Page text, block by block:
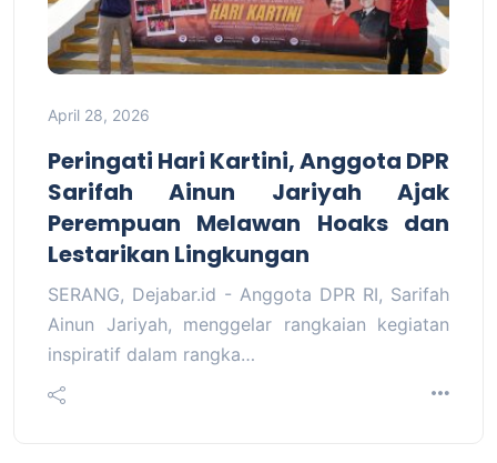
April 28, 2026
Peringati Hari Kartini, Anggota DPR
Sarifah Ainun Jariyah Ajak
Perempuan Melawan Hoaks dan
Lestarikan Lingkungan
SERANG, Dejabar.id - Anggota DPR RI, Sarifah
Ainun Jariyah, menggelar rangkaian kegiatan
inspiratif dalam rangka…